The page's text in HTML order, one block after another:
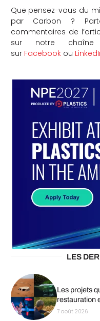
Que pensez-vous du
par Carbon ?
commentaires de
sur notre
sur Facebookou
LES
Les projets
restauration
7 août 2026